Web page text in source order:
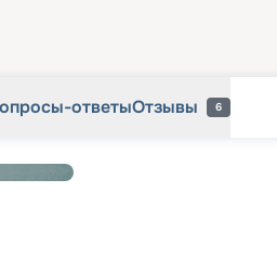
ответыОтзывы 6